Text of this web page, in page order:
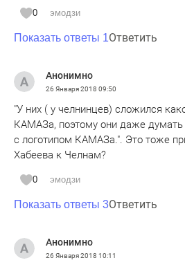
0 эмодзи
Показать ответы 1Ответить
Анонимно
26 Января 2018 09:50
"У них ( у челнинцев) сложился
КАМАЗа, поэтому они даже думать
с логотипом КАМАЗа.". Это тоже
Хабеева к Челнам?
0 эмодзи
Показать ответы 3Ответить
Анонимно
26 Января 2018 10:11